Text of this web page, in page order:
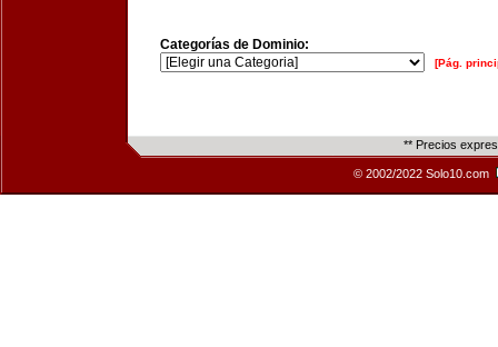
Categorías de Dominio:
[Pág.
** Precios
© 2002/2022 Solo10.com